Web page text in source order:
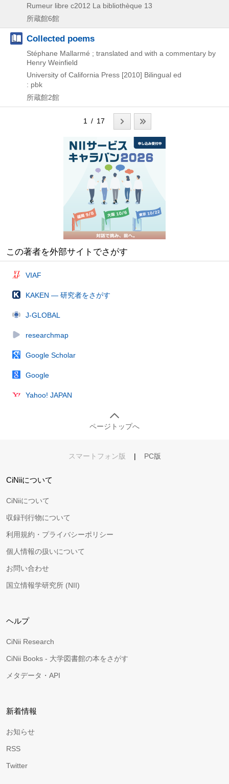
Rumeur libre c2012 La bibliothèque 13
所蔵館6館
Collected poems
Stéphane Mallarmé ; translated and with a commentary by
Henry Weinfield
University of California Press [2010] Bilingual ed
: pbk
所蔵館2館
1 / 17
この著者を外部サイトでさがす
VIAF
KAKEN — 研究者をさがす
J-GLOBAL
researchmap
Google Scholar
Google
Yahoo! JAPAN
ページトップへ
スマートフォン版 | PC版
CiNiiについて
CiNiiについて
収録刊行物について
利用規約・プライバシーポリシー
個人情報の扱いについて
お問い合わせ
国立情報学研究所 (NII)
ヘルプ
CiNii Research
CiNii Books - 大学図書館の本をさがす
メタデータ・API
新着情報
お知らせ
RSS
Twitter